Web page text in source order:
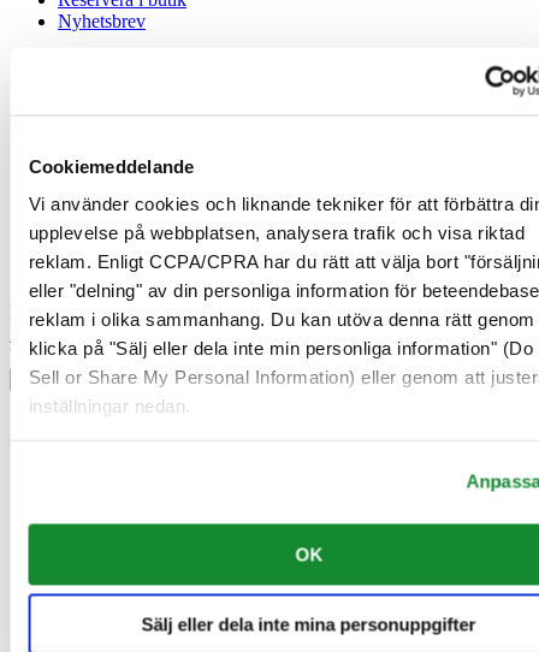
Cookiemeddelande
Vi använder cookies och liknande tekniker för att förbättra
upplevelse på webbplatsen, analysera trafik och visa riktad
reklam. Enligt CCPA/CPRA har du rätt att välja bort
eller "delning" av din personliga information för
reklam i olika sammanhang. Du kan utöva denna rätt genom
klicka på "Sälj eller dela inte min personliga information" (Do
Sell or Share My Personal Information) eller genom att
inställningar nedan.
OK
Sälj eller dela inte mina personuppgifter
Nyhetsbrev
Cookiemeddelande
Ångerrätt / Frånträde av avtal
Gå med i Certina Klubben
Registrera dig för att få exklusiv information
Bli medlem
Välj land/region
Språkväljare
English
简体中文